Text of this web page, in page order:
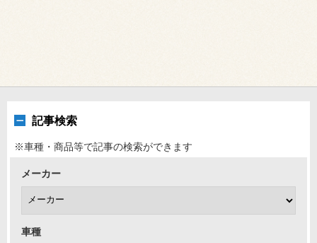
記事検索
※車種・商品等で記事の検索ができます
メーカー
車種